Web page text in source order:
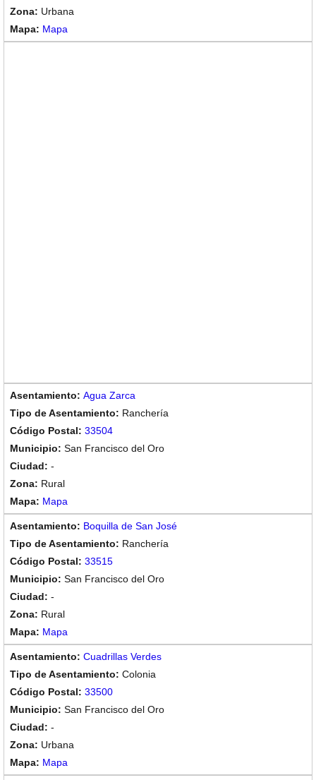
Urbana
Mapa
Agua Zarca
Ranchería
33504
San Francisco del Oro
-
Rural
Mapa
Boquilla de San José
Ranchería
33515
San Francisco del Oro
-
Rural
Mapa
Cuadrillas Verdes
Colonia
33500
San Francisco del Oro
-
Urbana
Mapa